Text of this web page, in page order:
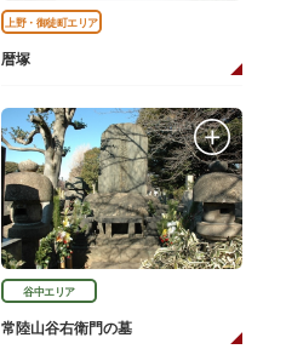
上野・御徒町エリア
暦塚
谷中エリア
常陸山谷右衛門の墓